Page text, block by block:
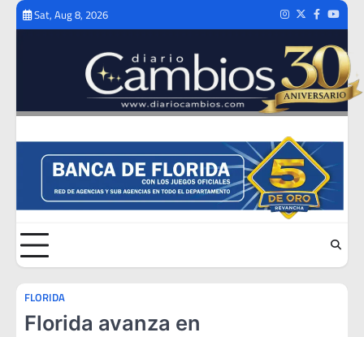
Skip
Sat, Aug 8, 2026 Instagram
TwitterFacebook
FLORIDA
Florida avanza en